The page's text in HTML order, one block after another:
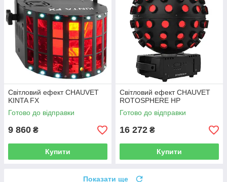
Світловий ефект CHAUVET
KINTA FX
Готово до відправки
9 860 ₴
Купити
Світловий ефект CHAUVET
ROTOSPHERE HP
Готово до відправки
16 272 ₴
Купити
Показати ще